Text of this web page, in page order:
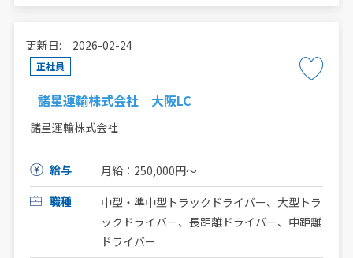
更新日: 2026-02-24
正社員
諸星運輸株式会社 大阪LC
諸星運輸株式会社
給与
月給：250,000円〜
職種
中型・準中型トラックドライバー、大型トラ
ックドライバー、長距離ドライバー、中距離
ドライバー